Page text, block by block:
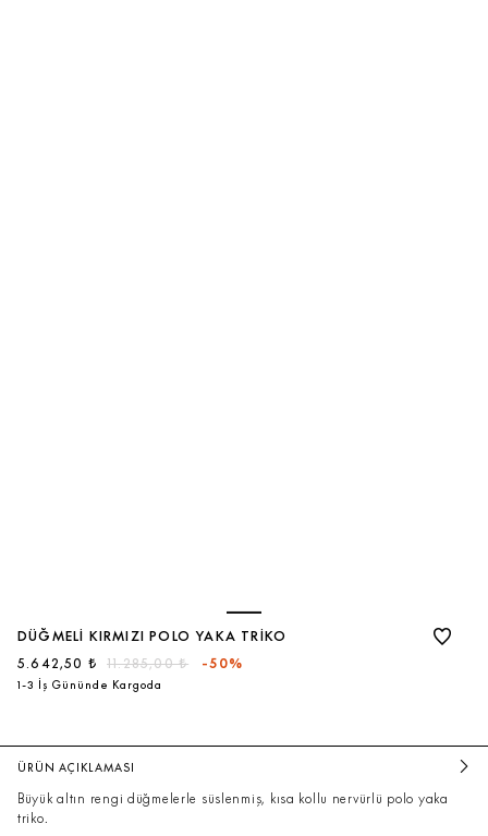
DÜĞMELI KIRMIZI POLO YAKA TRIKO
11.285,00 ₺
5.642,50 ₺ -50%
1-3 İş Gününde Kargoda
ÜRÜN AÇIKLAMASI
Büyük altın rengi düğmelerle süslenmiş, kısa kollu nervürlü polo yaka
triko.